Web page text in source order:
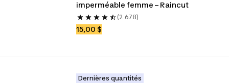
imperméable femme – Raincut
(2 678)
15,00 $
Dernières quantités